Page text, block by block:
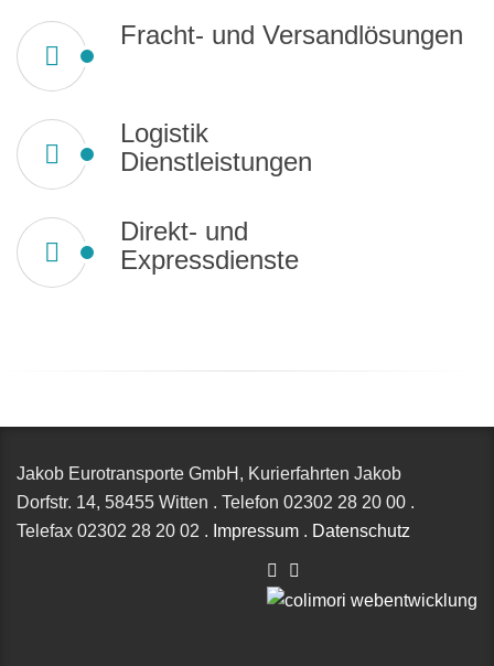
Fracht- und Versandlösungen
Logistik
Dienstleistungen
Direkt- und
Expressdienste
Jakob Eurotransporte GmbH, Kurierfahrten Jakob
Dorfstr. 14, 58455 Witten . Telefon 02302 28 20 00 .
Telefax 02302 28 20 02 . Impressum . Datenschutz